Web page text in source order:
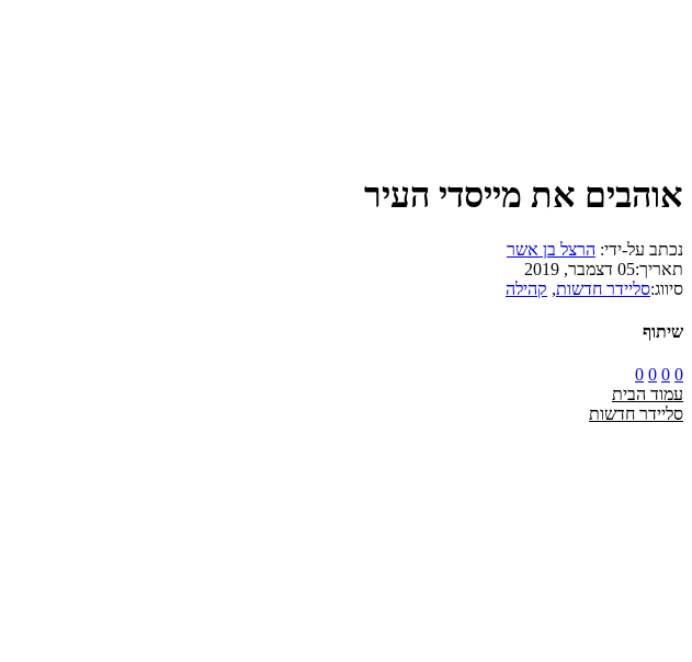
אוהבים את מייסדי העיר
נכתב על-ידי: הרצל בן אשר
תאריך:05 דצמבר, 2019
סיווג:סליידר חדשות, קהילה
שיתוף
0
0
0
0
עמוד הבית
סליידר חדשות